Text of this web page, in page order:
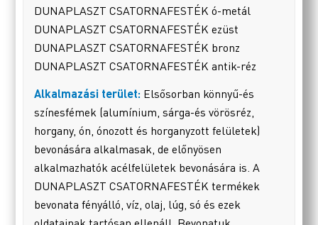
DUNAPLASZT CSATORNAFESTÉK ó-metál
DUNAPLASZT CSATORNAFESTÉK ezüst
DUNAPLASZT CSATORNAFESTÉK bronz
DUNAPLASZT CSATORNAFESTÉK antik-réz
Alkalmazási terület: Elsősorban könnyű-és
színesfémek (alumínium, sárga-és vörösréz,
horgany, ón, ónozott és horganyzott felületek)
bevonására alkalmasak, de előnyösen
alkalmazhatók acélfelületek bevonására is. A
DUNAPLASZT CSATORNAFESTÉK termékek
bevonata fényálló, víz, olaj, lúg, só és ezek